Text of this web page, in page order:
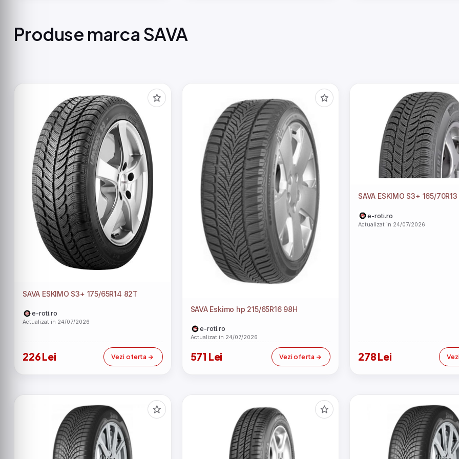
Produse marca SAVA
SAVA ESKIMO S3+ 175/65R14 82T
e-roti.ro
Actualizat in 24/07/2026
226 Lei Vezi oferta
SAVA Eskimo hp 215/65R16 98H
e-roti.ro
Actualizat in 24/07/2026
571 Lei Vezi oferta
SAVA ESKIMO S3+ 165/
e-roti.ro
Actualizat in 24/07/2026
278 Lei